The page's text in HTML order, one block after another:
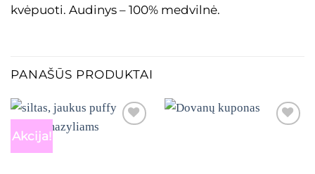
kvėpuoti. Audinys – 100% medvilnė.
PANAŠŪS PRODUKTAI
Akcija!